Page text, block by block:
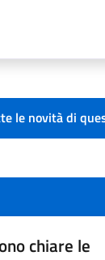
le novità di
chiare le